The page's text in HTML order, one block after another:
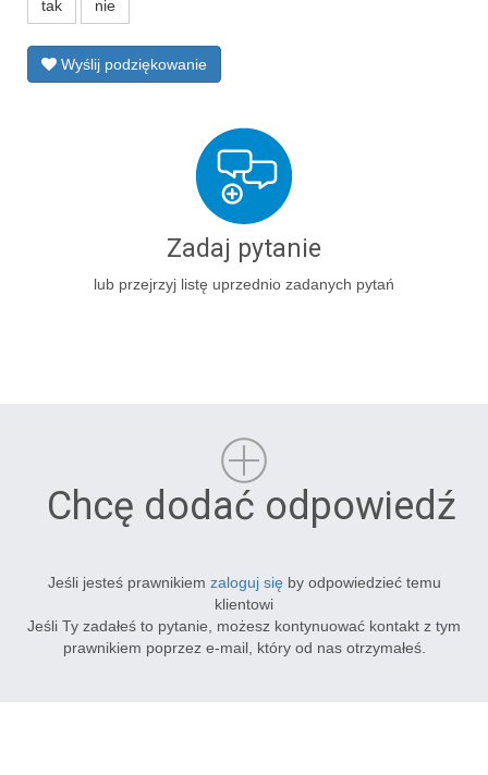
tak nie
Wyślij podziękowanie
Zadaj pytanie
lub przejrzyj listę uprzednio zadanych pytań
Chcę dodać odpowiedź
Jeśli jesteś prawnikiem zaloguj się by odpowiedzieć temu
klientowi
Jeśli Ty zadałeś to pytanie, możesz kontynuować kontakt z tym
prawnikiem poprzez e-mail, który od nas otrzymałeś.